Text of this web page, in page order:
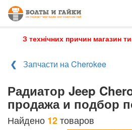
З технічних причин магазин
Запчасти на Cherokee
Радиатор Jeep
продажа и подбор
Найдено 12товаров